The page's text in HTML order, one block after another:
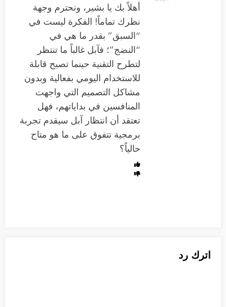
أهلاً بك يا بشير، ونحترم وجهة
نظرك تماماً! الفكرة ليست في
“السبق” بقدر ما هي في
“النضج”؛ فآبل غالباً ما تنتظر
لتطرح التقنية حينما تصبح قابلة
للاستخدام اليومي بفعالية وبدون
مشاكل التصميم التي واجهت
المنافسين في بداياتهم، فهل
تعتقد أن انتظار آبل سيقدم تجربة
برمجية تتفوق على ما هو متاح
حالياً؟
اترك رد